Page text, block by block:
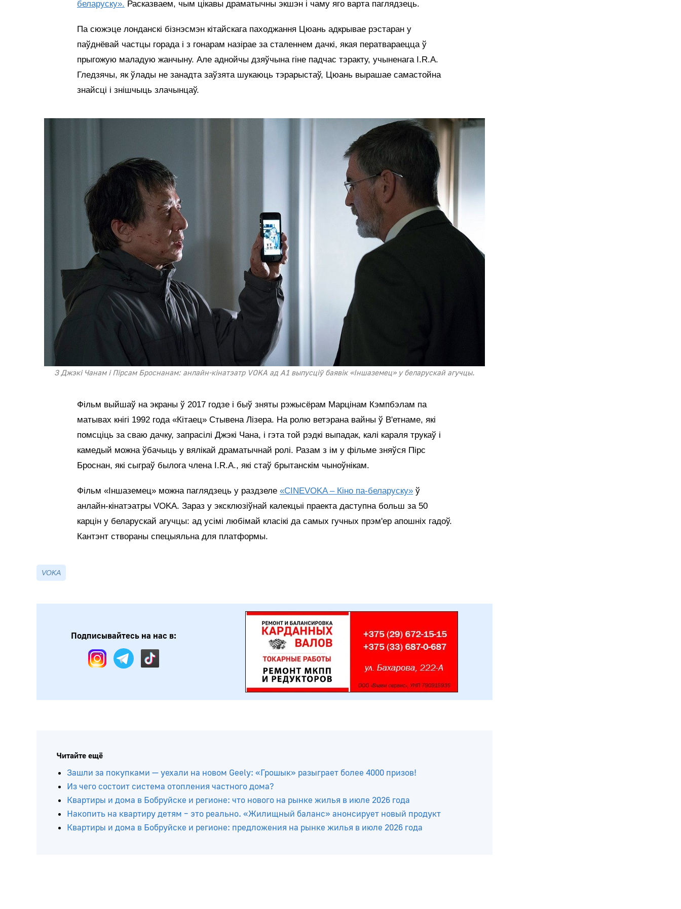
беларуску». Расказваем, чым цікавы драматычны экшэн і чаму яго варта паглядзець.
Па сюжэце лонданскі бізнэсмэн кітайскага паходжання Цюань адкрывае рэстаран у
паўднёвай частцы горада і з гонарам назірае за сталеннем дачкі, якая ператвараецца ў
прыгожую маладую жанчыну. Але аднойчы дзяўчына гіне падчас тэракту, учыненага I.R.A.
Гледзячы, як ўлады не занадта заўзята шукаюць тэрарыстаў, Цюань вырашае самастойна
знайсці і знішчыць злачынцаў.
З Джэкі Чанам і Пірсам Броснанам: анлайн-кінатэатр VOKA ад А1 выпусціў баявік «Іншаземец» у беларускай агучцы.
Фільм выйшаў на экраны ў 2017 годзе і быў зняты рэжысёрам Марцінам Кэмпбэлам па
матывах кнігі 1992 года «Кітаец» Стывена Лізера. На ролю ветэрана вайны ў В'етнаме, які
помсціць за сваю дачку, запрасілі Джэкі Чана, і гэта той рэдкі выпадак, калі караля трукаў і
камедый можна ўбачыць у вялікай драматычнай ролі. Разам з ім у фільме зняўся Пірс
Броснан, які сыграў былога члена I.R.A., які стаў брытанскім чыноўнікам.
Фільм «Іншаземец» можна паглядзець у раздзеле «CINEVOKA – Кіно па-беларуску» ў
анлайн-кінатэатры VOKA. Зараз у эксклюзіўнай калекцыі праекта даступна больш за 50
карцін у беларускай агучцы: ад усімі любімай класікі да самых гучных прэм'ер апошніх гадоў.
Кантэнт створаны спецыяльна для платформы.
VOKA
Подписывайтесь на нас в:
Читайте ещё
Зашли за покупками — уехали на новом Geely: «Грошык» разыграет более 4000 призов!
Из чего состоит система отопления частного дома?
Квартиры и дома в Бобруйске и регионе: что нового на рынке жилья в июле 2026 года
Накопить на квартиру детям – это реально. «Жилищный баланс» анонсирует новый продукт
Квартиры и дома в Бобруйске и регионе: предложения на рынке жилья в июле 2026 года